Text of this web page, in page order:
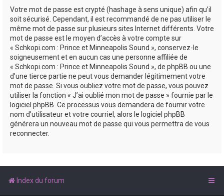
Votre mot de passe est crypté (hashage à sens unique) afin qu’il
soit sécurisé. Cependant, il est recommandé de ne pas utiliser le
même mot de passe sur plusieurs sites Internet différents. Votre
mot de passe est le moyen d’accès à votre compte sur
« Schkopi.com : Prince et Minneapolis Sound », conservez-le
soigneusement et en aucun cas une personne affiliée de
« Schkopi.com : Prince et Minneapolis Sound », de phpBB ou une
d’une tierce partie ne peut vous demander légitimement votre
mot de passe. Si vous oubliez votre mot de passe, vous pouvez
utiliser la fonction « J’ai oublié mon mot de passe » fournie par le
logiciel phpBB. Ce processus vous demandera de fournir votre
nom d’utilisateur et votre courriel, alors le logiciel phpBB
générera un nouveau mot de passe qui vous permettra de vous
reconnecter.
Index du forum